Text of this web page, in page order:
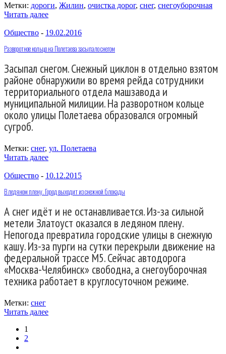
Метки: дороги, Жилин, очистка дорог, снег, снегоуборочная
Читать далее
Общество - 19.02.2016
Разворотное кольцо на Полетаева засыпало снегом
Засыпал снегом. Снежный циклон в отдельно взятом
районе обнаружили во время рейда сотрудники
территориального отдела машзавода и
муниципальной милиции. На разворотном кольце
около улицы Полетаева образовался огромный
сугроб.
Метки: снег, ул. Полетаева
Читать далее
Общество - 10.12.2015
В ледяном плену. Город выходит из снежной блокады
А снег идёт и не останавливается. Из-за сильной
метели Златоуст оказался в ледяном плену.
Непогода превратила городские улицы в снежную
кашу. Из-за пурги на сутки перекрыли движение на
федеральной трассе М5. Сейчас автодорога
«Москва-Челябинск» свободна, а снегоуборочная
техника работает в круглосуточном режиме.
Метки: снег
Читать далее
1
2